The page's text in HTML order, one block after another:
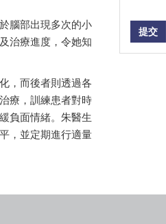
腦部出現多次的小
治療進度，令她知
，而後者則透過各
療，訓練患者對時
負面情緒。朱醫生
，並定期進行適量
提交